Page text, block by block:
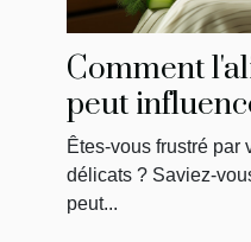
Comment
peut
vos ongles
Êtes-vous frustré par
délicats ? Saviez-
peut...